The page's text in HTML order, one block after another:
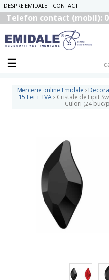
DESPRE EMIDALE CONTACT
Telefon contact (mobil):
Mercerie online Emidale ›
15 Lei + TVA › Cristale de Lipit
Culori (24 buc/